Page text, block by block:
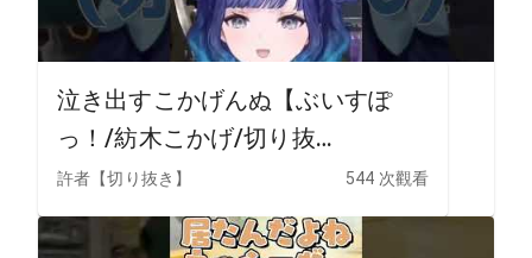
泣き出すこかげんぬ【ぶいすぽ
っ！/紡木こかげ/切り抜
き/VALO】 #shorts
許者【切り抜き】 544 次觀看